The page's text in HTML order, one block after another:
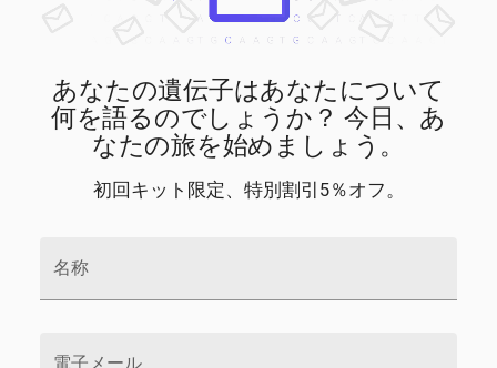
あなたの遺伝子はあなたについて
何を語るのでしょうか？ 今日、あ
なたの旅を始めましょう。
初回キット限定、特別割引5％オフ。
名称
電子メール